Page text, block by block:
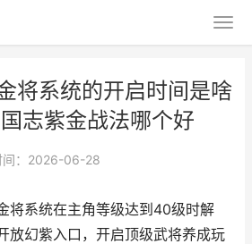
将系统的开启时间是啥
志紫金战法哪个好
间：2026-06-28
将系统在主角等级达到40级时解
放幻紫入口，开启顶级武将养成玩